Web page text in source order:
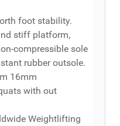
foot stability.
stiff platform,
compressible sole
rubber outsole.
16mm
with out
Weightlifting